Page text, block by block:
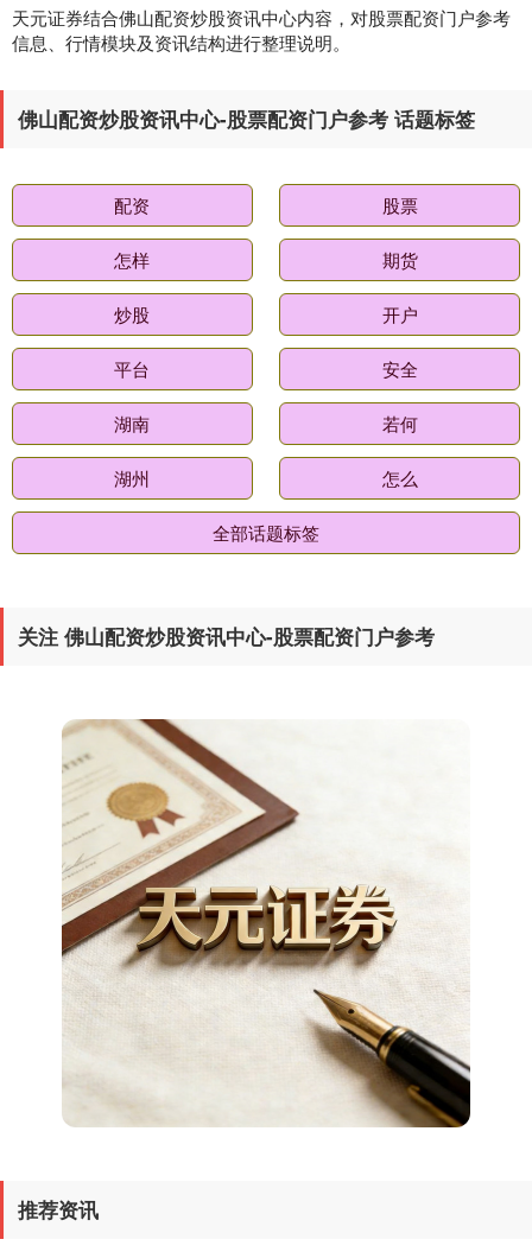
国债指数 229.77 +0.08 +0.04%
上证综指 3941.99 +1.95 +0.05%
天元证券结合佛山配资炒股资讯中心内容，对股票配资门户参考
信息、行情模块及资讯结构进行整理说明。
佛山配资炒股资讯中心-股票配资门户参考 话题标签
配资 股票
怎样 期货
炒股 开户
平台 安全
湖南 若何
湖州 怎么
全部话题标签
关注 佛山配资炒股资讯中心-股票配资门户参考
推荐资讯